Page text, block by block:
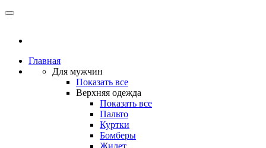
Главная
Для мужчин
Показать все
Верхняя одежда
Показать все
Пальто
Куртки
Бомберы
Жилет